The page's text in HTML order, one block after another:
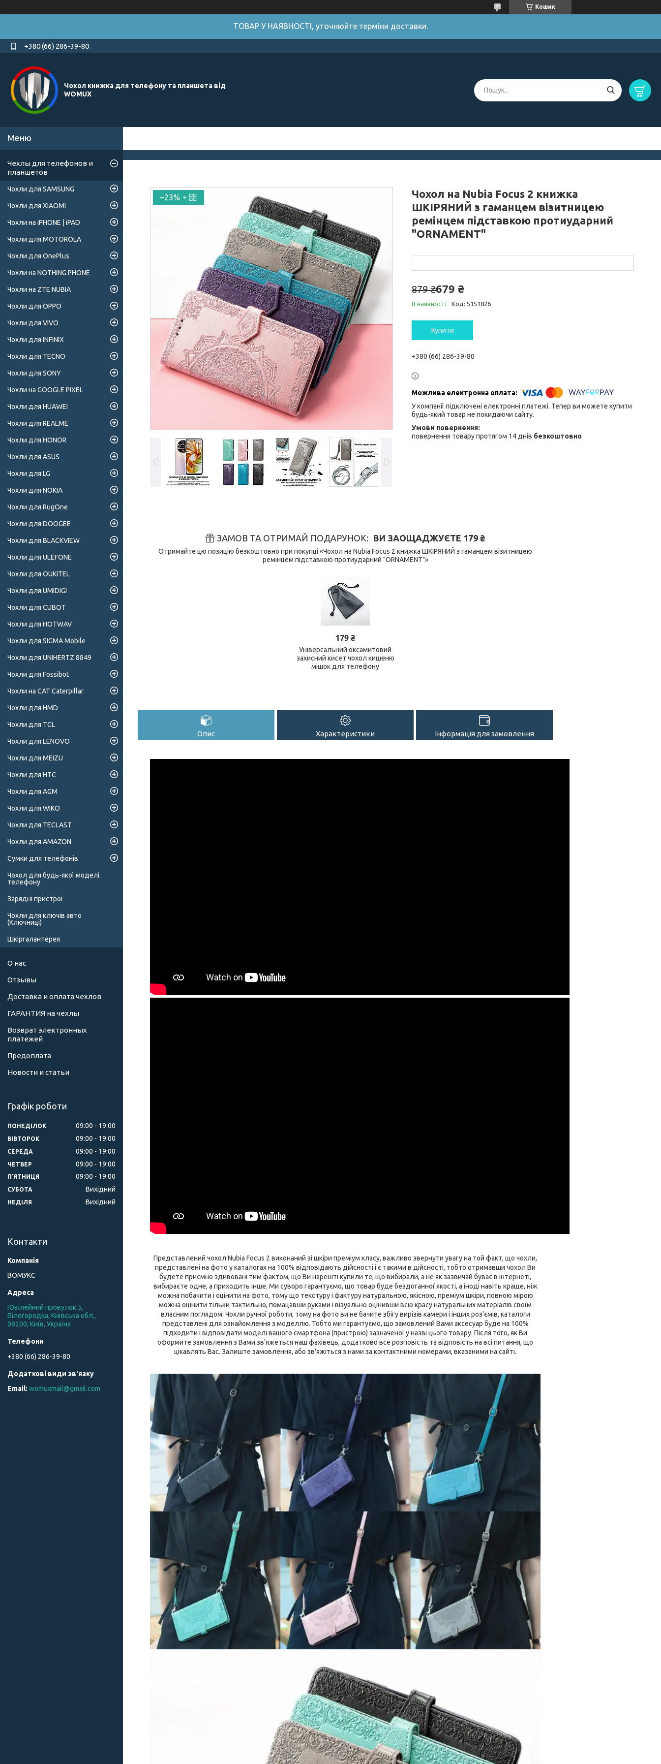
Кошик
ТОВАР У НАЯВНОСТІ, уточнюйте терміни доставки.
+380 (66) 286-39-80
Чохол книжка для телефону та планшета від
WOMUX
–23%
Чохол на Nubia Focus 2 книжка
ШКІРЯНИЙ з гаманцем візитницею
ремінцем підставкою протиударний
"ORNAMENT"
879 ₴679 ₴
В наявності Код: 5151826
Купити
+380 (66) 286-39-80
У компанії підключені електронні платежі. Тепер ви можете купити
будь-який товар не покидаючи сайту.
повернення товару протягом 14 днів безкоштовно
ЗАМОВ ТА ОТРИМАЙ ПОДАРУНОК ВИ ЗАОЩАДЖУЄТЕ 179 ₴
Отримайте цю позицію безкоштовно при покупці «Чохол на Nubia Focus 2 книжка ШКІРЯНИЙ з гаманцем візитницею
ремінцем підставкою протиударний "ORNAMENT"»
179 ₴
Універсальний оксамитовий
захисний кисет чохол кишеню
мішок для телефону
Опис Характеристики Інформація для замовлення
Представлений чохол Nubia Focus 2 виконаний зі шкіри преміум класу, важливо звернути увагу на той факт, що чохли,
представлені на фото у каталогах на 100% відповідають дійсності і є такими в дійсності, тобто отримавши чохол Ви
будете приємно здивовані тим фактом, що Ви нарешті купили те, що вибирали, а не як зазвичай буває в інтернеті,
вибираєте одне, а приходить інше. Ми суворо гарантуємо, що товар буде бездоганної якості, а іноді навіть краще, ніж
можна побачити і оцінити на фото, тому що текстуру і фактуру натуральною, якісною, преміум шкіри, повною мірою
можна оцінити тільки тактильно, помацавши руками і візуально оцінивши всю красу натуральних матеріалів своїм
власним поглядом. Чохли ручної роботи, тому на фото ви не бачите збігу вирізів камери і інших роз'ємів, каталоги
представлені для ознайомлення з моделлю. Тобто ми гарантуємо, що замовлений Вами аксесуар буде на 100%
підходити і відповідати моделі вашого смартфона (пристрою) зазначеної у назві цього товару. Після того, як Ви
оформите замовлення з Вами зв'яжеться наш фахівець, додатково все розповість та відповість на всі питання, що
цікавлять Вас. Залиште замовлення, або зв'яжіться з нами за контактними номерами, вказаними на сайті.
Чехлы для телефонов и
планшетов
Чохли для SAMSUNG
Чохли для XIAOMI
Чохли на iPHONE | iPAD
Чохли для MOTOROLA
Чохли для OnePlus
Чохли на NOTHING PHONE
Чохли на ZTE NUBIA
Чохли для OPPO
Чохли для VIVO
Чохли для INFINIX
Чохли для TECNO
Чохли для SONY
Чохли на GOOGLE PIXEL
Чохли для HUAWEI
Чохли для REALME
Чохли для HONOR
Чохли для ASUS
Чохли для LG
Чохли для NOKIA
Чохли для RugOne
Чохли для DOOGEE
Чохли для BLACKVIEW
Чохли для ULEFONE
Чохли для OUKITEL
Чохли для UMIDIGI
Чохли для CUBOT
Чохли для HOTWAV
Чохли для SIGMA Mobile
Чохли для UNIHERTZ 8849
Чохли для Fossibot
Чохли на CAT Caterpillar
Чохли для HMD
Чохли для TCL
Чохли для LENOVO
Чохли для MEIZU
Чохли для HTC
Чохли для AGM
Чохли для WIKO
Чохли для TECLAST
Чохли для AMAZON
Сумки для телефонів
Чохол для будь-якої моделі
телефону
Зарядні пристрої
Чохли для ключів авто
(Ключниці)
Шкіргалантерея
О нас
Отзывы
Доставка и оплата чехлов
ГАРАНТИЯ на чехлы
Возврат электронных
платежей
Предоплата
Новости и статьи
Графік роботи
ПОНЕДІЛОК 09:00 19:00
ВІВТОРОК 09:00 19:00
СЕРЕДА 09:00 19:00
ЧЕТВЕР 09:00 19:00
ПʼЯТНИЦЯ 09:00 19:00
СУБОТА Вихідний
НЕДІЛЯ Вихідний
Контакти
ВОМУКС
Ювілейний провулок 5,
Білогородка, Київська обл.,
08200, Київ, Україна
+380 (66) 286-39-80
womuxmail@gmail.com